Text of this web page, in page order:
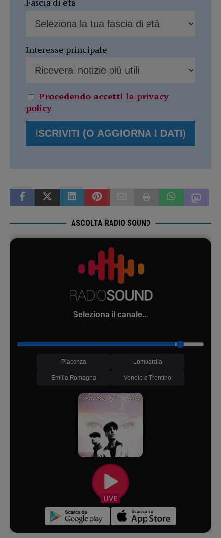
Fascia di età
Interesse principale
Procedendo accetti la privacy
policy
ASCOLTA RADIO SOUND
Seleziona il canale...
Piacenza Lombardia
Emilia Romagna Veneto e Trentino